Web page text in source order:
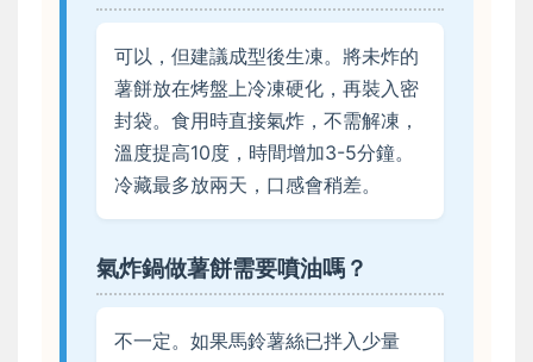
可以，但建議成型後生凍。將未炸的
薯餅放在烤盤上冷凍硬化，再裝入密
封袋。食用時直接氣炸，不需解凍，
溫度提高10度，時間增加3-5分鐘。
冷藏最多放兩天，口感會稍差。
氣炸鍋做薯餅需要噴油嗎？
不一定。如果馬鈴薯絲已拌入少量